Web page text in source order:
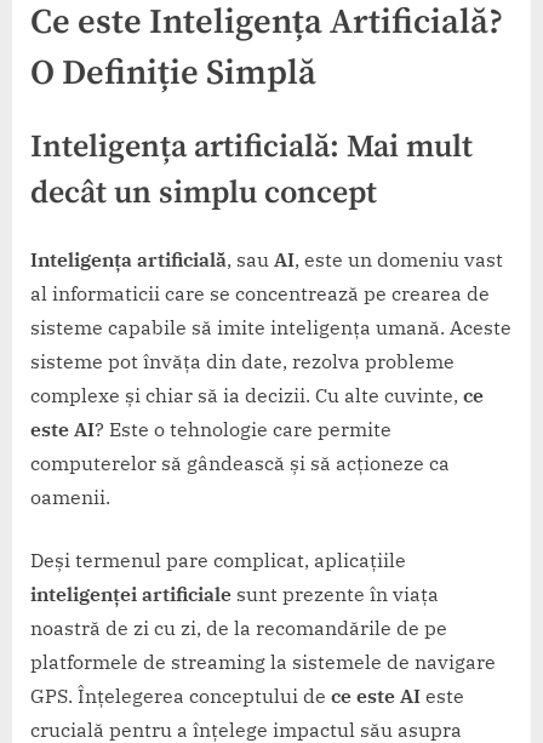
Ce este Inteligența Artificială?
O Definiție Simplă
Inteligența artificială: Mai mult
decât un simplu concept
Inteligența artificială, sau AI, este un domeniu vast
al informaticii care se concentrează pe crearea de
sisteme capabile să imite inteligența umană. Aceste
sisteme pot învăța din date, rezolva probleme
complexe și chiar să ia decizii. Cu alte cuvinte, ce
este AI? Este o tehnologie care permite
computerelor să gândească și să acționeze ca
oamenii.
Deși termenul pare complicat, aplicațiile
inteligenței artificiale sunt prezente în viața
noastră de zi cu zi, de la recomandările de pe
platformele de streaming la sistemele de navigare
GPS. Înțelegerea conceptului de ce este AI este
crucială pentru a înțelege impactul său asupra